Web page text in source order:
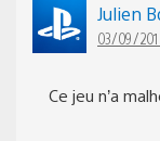
Julien
03/09/
Ce jeu n’a